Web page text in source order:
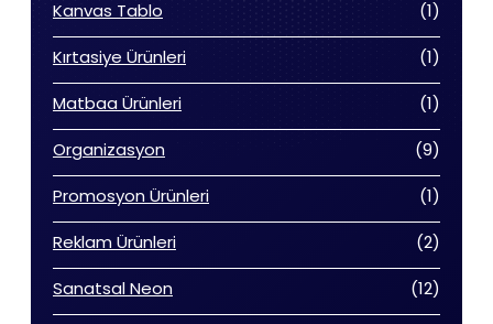
Kanvas Tablo
11
ürün
Kırtasiye Ürünleri
11
ürün
Matbaa Ürünleri
11
ürün
Organizasyon
99
ürün
Promosyon Ürünleri
11
ürün
Reklam Ürünleri
22
ürün
Sanatsal Neon
1212
ürün